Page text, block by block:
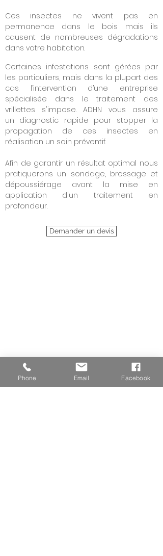
Ces insectes ne vivent pas en
permanence dans le bois mais ils
causent de nombreuses dégradations
dans votre habitation.
Certaines infestations sont gérées par
les particuliers, mais dans la plupart des
cas l’intervention d’une entreprise
spécialisée dans le traitement des
vrillettes s'impose. ADHN vous assure
un diagnostic rapide pour stopper la
propagation de ces insectes en
réalisation un soin préventif.
Afin de garantir un résultat optimal nous
pratiquerons un sondage, brossage et
dépoussiérage avant la mise en
application d'un traitement en
profondeur.
Demander un devis
Phone Email Facebook